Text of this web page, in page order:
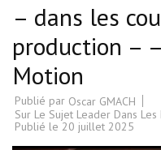
– dans les
production –
Motion
Publié par Oscar GMACH
Sur Le Sujet Leader Dans
Publié le 20 juillet 2025